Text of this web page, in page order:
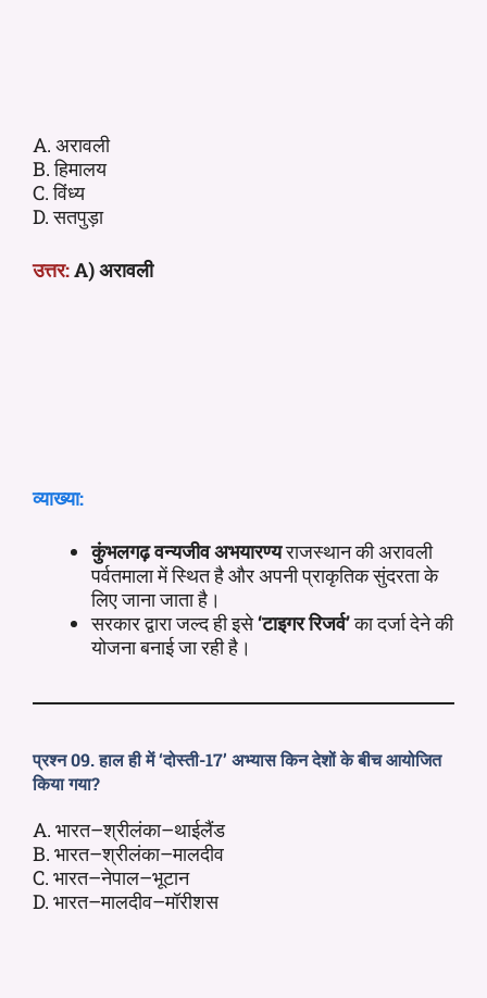
A. अरावली
B. हिमालय
C. विंध्य
D. सतपुड़ा
उत्तर:A) अरावली
व्याख्या:
कुंभलगढ़ वन्यजीव अभयारण्यराजस्थान की अरावली
पर्वतमाला में स्थित है और अपनी प्राकृतिक सुंदरता के
लिए जाना जाता है।
सरकार द्वारा जल्द ही इसे‘टाइगर रिजर्व’का दर्जा देने की
योजना बनाई जा रही है।
प्रश्न 09. हाल ही में ‘दोस्ती-17’ अभ्यास किन देशों के बीच आयोजित
किया गया?
A. भारत–श्रीलंका–थाईलैंड
B. भारत–श्रीलंका–मालदीव
C. भारत–नेपाल–भूटान
D. भारत–मालदीव–मॉरीशस